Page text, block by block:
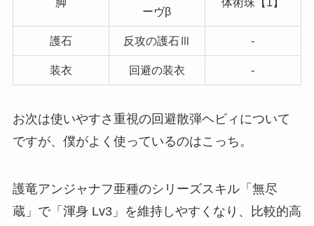
ーヴβ
護石 反攻の護石Ⅲ -
装衣 回避の装衣 -
お次は使いやすさ重視の回避散弾ヘビィについて
ですが、僕がよく使っているのはこっち。
護竜アンジャナフ亜種のシリーズスキル「無尽
蔵」で「渾身 Lv3」を維持しやすくなり、比較的高